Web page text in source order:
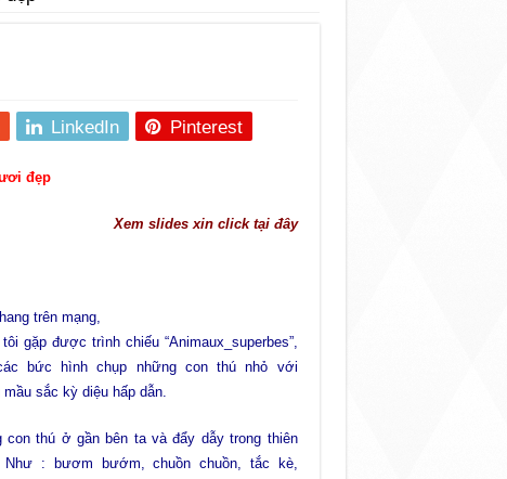
LinkedIn Pinterest
đẹp
Xem slides xin click tại đây
trên mạng,
gặp được trình chiếu “Animaux_superbes”,
bức hình chụp những con thú nhỏ với
mầu sắc kỳ diệu hấp dẫn.
con thú ở gần bên ta và đẩy dẫy trong thiên
Như : bươm bướm, chuồn chuồn, tắc kè,